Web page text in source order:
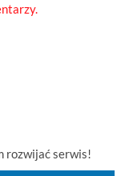
rozwijać serwis!